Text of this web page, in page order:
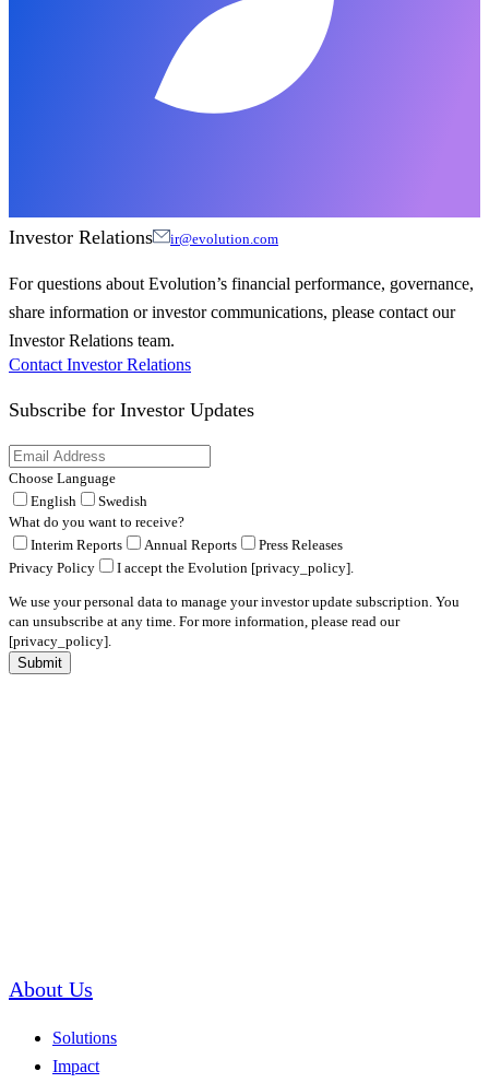
Investor Relations ir@evolution.com
For questions about Evolution’s financial performance, governance,
share information or investor communications, please contact our
Investor Relations team.
Contact Investor Relations
Subscribe for Investor Updates
Choose Language
English
Swedish
What do you want to receive?
Interim Reports
Annual Reports
Press Releases
Privacy Policy
I accept the Evolution [privacy_policy].
We use your personal data to manage your investor update subscription. You
can unsubscribe at any time. For more information, please read our
[privacy_policy].
Submit
About Us
Solutions
Impact